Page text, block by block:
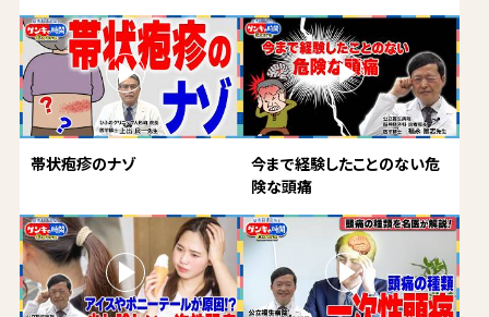
帯状疱疹のナゾ
今まで経験したことのない危
険な頭痛